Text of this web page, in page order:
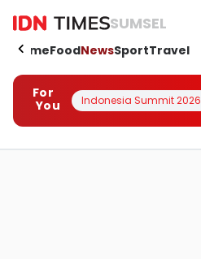
SUMSEL
HomeFoodNewsSportTravel
For
You
Indonesia Summit 2026